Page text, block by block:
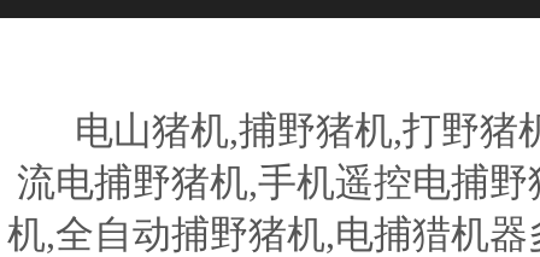
电山猪机,捕野猪机,打野猪
流电捕野猪机,手机遥控电捕
机,全自动捕野猪机,电捕猎机